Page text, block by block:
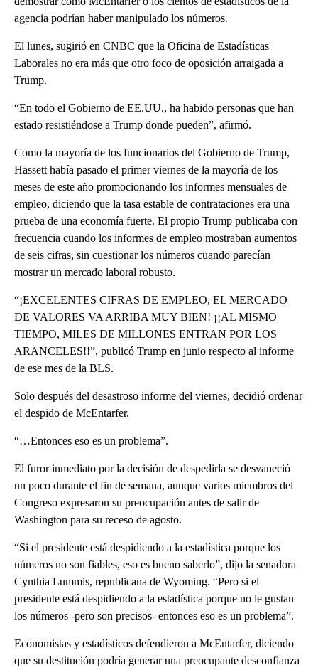
agencia podrían haber manipulado los números.
El lunes, sugirió en CNBC que la Oficina de Estadísticas
Laborales no era más que otro foco de oposición arraigada a
Trump.
“En todo el Gobierno de EE.UU., ha habido personas que han
estado resistiéndose a Trump donde pueden”, afirmó.
Como la mayoría de los funcionarios del Gobierno de Trump,
Hassett había pasado el primer viernes de la mayoría de los
meses de este año promocionando los informes mensuales de
empleo, diciendo que la tasa estable de contrataciones era una
prueba de una economía fuerte. El propio Trump publicaba con
frecuencia cuando los informes de empleo mostraban aumentos
de seis cifras, sin cuestionar los números cuando parecían
mostrar un mercado laboral robusto.
“¡EXCELENTES CIFRAS DE EMPLEO, EL MERCADO
DE VALORES VA ARRIBA MUY BIEN! ¡¡AL MISMO
TIEMPO, MILES DE MILLONES ENTRAN POR LOS
ARANCELES!!”, publicó Trump en junio respecto al informe
de ese mes de la BLS.
Solo después del desastroso informe del viernes, decidió ordenar
el despido de McEntarfer.
“…Entonces eso es un problema”.
El furor inmediato por la decisión de despedirla se desvaneció
un poco durante el fin de semana, aunque varios miembros del
Congreso expresaron su preocupación antes de salir de
Washington para su receso de agosto.
“Si el presidente está despidiendo a la estadística porque los
números no son fiables, eso es bueno saberlo”, dijo la senadora
Cynthia Lummis, republicana de Wyoming. “Pero si el
presidente está despidiendo a la estadística porque no le gustan
los números -pero son precisos- entonces eso es un problema”.
Economistas y estadísticos defendieron a McEntarfer, diciendo
que su destitución podría generar una preocupante desconfianza